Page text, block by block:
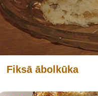
Fiksā ābolkūka